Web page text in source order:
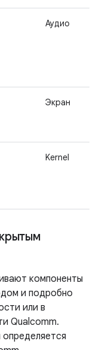
Аудио
Экран
Kernel
компоненты
и подробно
или в
Qualcomm.